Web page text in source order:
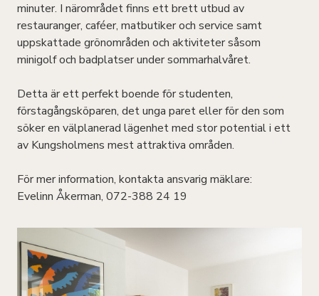
minuter. I närområdet finns ett brett utbud av
restauranger, caféer, matbutiker och service samt
uppskattade grönområden och aktiviteter såsom
minigolf och badplatser under sommarhalvåret.
Detta är ett perfekt boende för studenten,
förstagångsköparen, det unga paret eller för den som
söker en välplanerad lägenhet med stor potential i ett
av Kungsholmens mest attraktiva områden.
För mer information, kontakta ansvarig mäklare:
Evelinn Åkerman, 072-388 24 19